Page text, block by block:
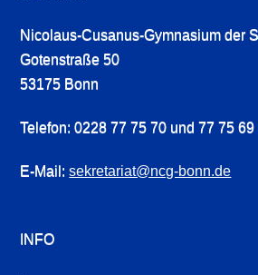
Nicolaus-Cusanus-Gymnasium der
Gotenstraße 50
53175 Bonn
Telefon: 0228 77 75 70 und 77 75 69
E-Mail:sekretariat@ncg-bonn.de
INFO